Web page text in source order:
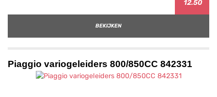
12.50
BEKIJKEN
Piaggio variogeleiders 800/850CC 842331